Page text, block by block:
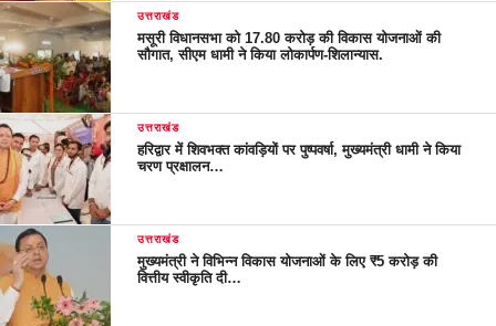
उत्तराखंड
मसूरी विधानसभा को 17.80 करोड़ की विकास योजनाओं की
सौगात, सीएम धामी ने किया लोकार्पण-शिलान्यास.
उत्तराखंड
हरिद्वार में शिवभक्त कांवड़ियों पर पुष्पवर्षा, मुख्यमंत्री धामी ने किया
चरण प्रक्षालन…
उत्तराखंड
मुख्यमंत्री ने विभिन्न विकास योजनाओं के लिए ₹5 करोड़ की
वित्तीय स्वीकृति दी…